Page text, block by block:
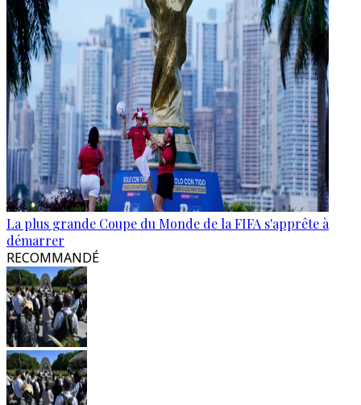
La plus grande Coupe du Monde de la FIFA s'apprête à
démarrer
RECOMMANDÉ